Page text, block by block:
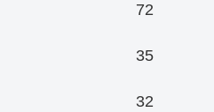
72
35
32